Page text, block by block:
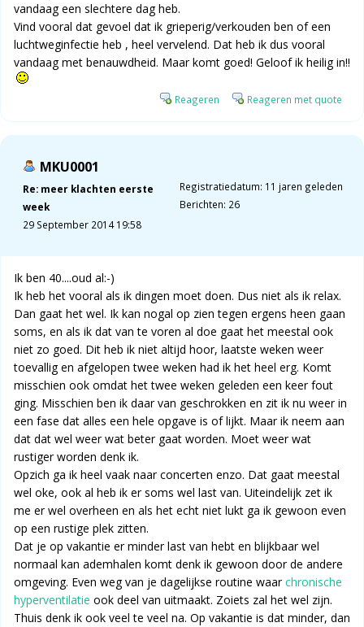
vandaag een slechtere dag heb.
Vind vooral dat gevoel dat ik grieperig/verkouden ben of een
luchtweginfectie heb , heel vervelend. Dat heb ik dus vooral
vandaag met benauwdheid. Maar komt goed! Geloof ik heilig in!!
Reageren Reageren met quote
MKU0001
Re: meer klachten eerste
week
29 September 2014 19:58
Registratiedatum: 11 jaren geleden
Berichten: 26
Ik ben 40....oud al:-)
Ik heb het vooral als ik dingen moet doen. Dus niet als ik relax.
Dan gaat het wel. Ik kan nogal op zien tegen ergens heen gaan
soms, en als ik dat van te voren al doe gaat het meestal ook
niet zo goed. Dit heb ik niet altijd hoor, laatste weken weer
toevallig en afgelopen twee weken had ik het heel erg. Komt
misschien ook omdat het twee weken geleden een keer fout
ging. Misschien ben ik daar van geschrokken en zit ik nu weer in
een fase dat alles een hele opgave is of lijkt. Maar ik neem aan
dat dat wel weer wat beter gaat worden. Moet weer wat
rustiger worden denk ik.
Opzich ga ik heel vaak naar concerten enzo. Dat gaat meestal
wel oke, ook al heb ik er soms wel last van. Uiteindelijk zet ik
me er wel overheen en als het echt niet lukt ga ik gewoon even
op een rustige plek zitten.
Dat je op vakantie er minder last van hebt en blijkbaar wel
normaal kan ademhalen komt denk ik gewoon door de andere
omgeving. Even weg van je dagelijkse routine waarchronische
hyperventilatie ook deel van uitmaakt. Zoiets zal het wel zijn.
Thuis denk ik ook veel te veel na. Op vakantie is dat minder, dan